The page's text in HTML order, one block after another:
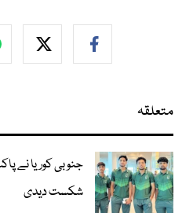
متعلقہ
شکست دیدی